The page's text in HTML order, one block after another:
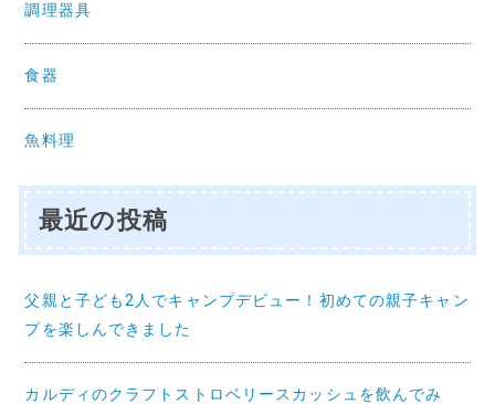
調理器具
食器
魚料理
最近の投稿
父親と子ども2人でキャンプデビュー！初めての親子キャン
プを楽しんできました
カルディのクラフトストロベリースカッシュを飲んでみ